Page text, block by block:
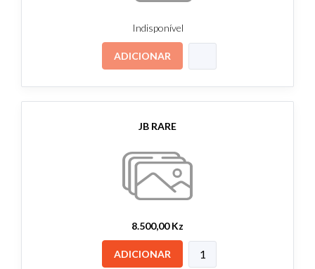
Indisponível
ADICIONAR
JB RARE
8.500,00 Kz
ADICIONAR